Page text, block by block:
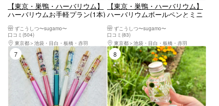
【東京・巣鴨・ハーバリウム】
ハーバリウムお手軽プラン(1本)
ずこうしつ〜sugamo〜
口コミ(504)
東京都
池袋・目白・板橋・赤羽
【東京・巣鴨・ハーバリウム】
ハーバリウムボールペンとミニ
なasoview限定プラン
ずこうしつ〜sugamo〜
口コミ(83)
東京都
池袋・目白・板橋・赤羽
7位 8位